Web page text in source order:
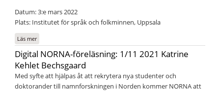
Datum: 3:e mars 2022
Plats: Institutet för språk och folkminnen, Uppsala
Läs merom Personnamn och migration under medeltiden och tidigmodern tid.
En workshop rörande historisk personnamnsforskning och
kontaktonomastik
Digital NORNA-föreläsning: 1/11 2021 Katrine
Kehlet Bechsgaard
Med syfte att hjälpas åt att rekrytera nya studenter och
doktorander till namnforskningen i Norden kommer NORNA att